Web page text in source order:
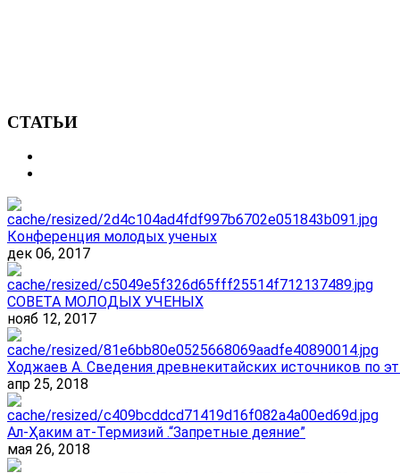
СТАТЬИ
Конференция молодых ученых
дек 06, 2017
СОВЕТА МОЛОДЫХ УЧЕНЫХ
нояб 12, 2017
Ходжаев А. Сведения древнекитайских источников по
апр 25, 2018
Ал-Ҳаким ат-Термизий .“Запретные деяние”
мая 26, 2018